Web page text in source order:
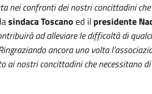
nei confronti dei nostri concittadini che
sindaca Toscano ed il presidente
ad alleviare le difficoltà di
ancora una volta
ai nostri concittadini che necessitano di